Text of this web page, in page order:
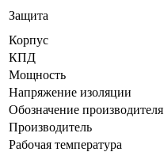
Защита
Корпус
КПД
Мощность
Напряжение изоляции
Обозначение производителя
Производитель
Рабочая температура